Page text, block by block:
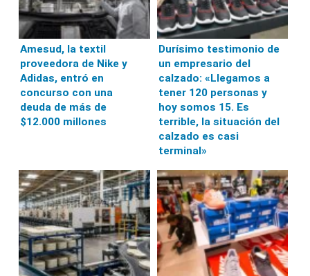
Amesud, la textil
proveedora de Nike y
Adidas, entró en
concurso con una
deuda de más de
$12.000 millones
Durísimo testimonio de
un empresario del
calzado: «Llegamos a
tener 120 personas y
hoy somos 15. Es
terrible, la situación del
calzado es casi
terminal»